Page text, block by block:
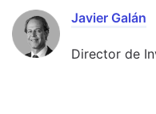
Javier Galán
Director de